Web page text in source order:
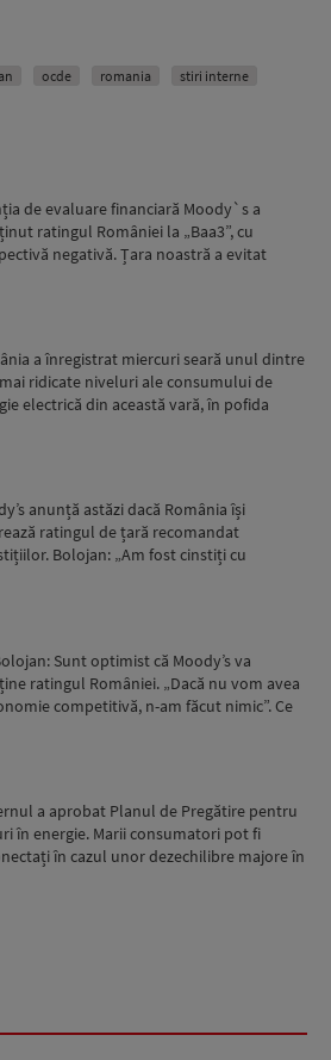
ocde romania stiri interne
de evaluare financiară Moody`s a
ratingul României la „Baa3”, cu
negativă. Țara noastră a evitat
a înregistrat miercuri seară unul dintre
ridicate niveluri ale consumului de
electrică din această vară, în pofida
anunță astăzi dacă România își
ratingul de țară recomandat
Bolojan: „Am fost cinstiți cu
Sunt optimist că Moody’s va
ratingul României. „Dacă nu vom avea
competitivă, n-am făcut nimic”. Ce
a aprobat Planul de Pregătire pentru
în energie. Marii consumatori pot fi
în cazul unor dezechilibre majore în